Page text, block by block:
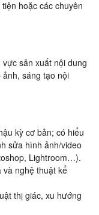
hoặc các chuyên
sản xuất nội dung
sáng tạo nội
kỳ cơ bản; có hiểu
sửa hình ảnh/video
Lightroom…).
và nghệ thuật kể
thị giác, xu hướng